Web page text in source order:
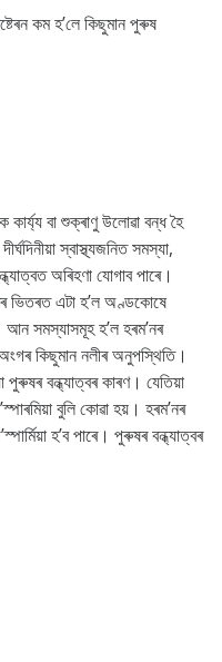
কম হ’লে কিছুমান পুৰুষ
বা শুক্ৰাণু উলোৱা বন্ধ হৈ
স্বাস্থ্যজনিত সমস্যা,
অৰিহণা যোগাব পাৰে।
ভিতৰত এটা হ’ল অণ্ডকোষে
সমস্যাসমূহ হ’ল হৰম’নৰ
কিছুমান নলীৰ অনুপস্থিতি।
পুৰুষৰ বন্ধ্যাত্বৰ কাৰণ। যেতিয়া
বুলি কোৱা হয়। হৰম’নৰ
হ’ব পাৰে। পুৰুষৰ বন্ধ্যাত্বৰ